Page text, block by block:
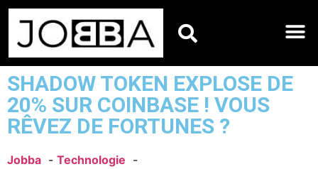
SHADOW TOKEN EXPLOSE DE
20% SUR COINBASE ! VOUS
RÊVEZ DE FORTUNES ?
Jobba
Technologie